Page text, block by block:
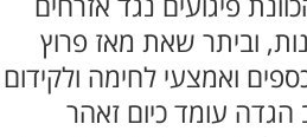
וביתר שאת מאז פרוץ
ואמצעי לחימה ולקידום
הגדה עומד כיום זאהר